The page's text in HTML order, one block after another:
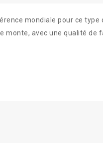
mondiale pour ce type
monte, avec une qualité de